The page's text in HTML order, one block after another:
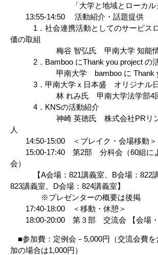
「大学と地域とローカルクリ
13:55-14:50 活動紹介・話題提供
1．社会連携活動としてのサービスロ
価の取組
梅谷 智弘氏 甲南大学 知能情
2．Bamboo にThank you project の活
甲南大学 bamboo に Thank you
3．甲南大学ｘ日本盛 オリジナル日
林 れみ氏 甲南大学法学部4
4．KNSの活動紹介
神崎 英徳氏 株式会社PRリン
人
14:50-15:00 ＜ブレイク・会場移動
15:00-17:40 第2部 分科会（60組に
会）
【A会場：821講義室、B会場：822講
823講義室、D会場：824講義室】
※プレゼンターの概要は後掲
17:40-18:00 ＜移動・休憩＞
18:00-20:00 第３部 交流会 【会場・
■参加費：定例会－5,000円（交流会費を
加の場合は1,000円）